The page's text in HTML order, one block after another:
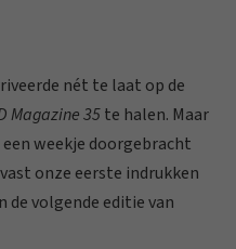
nét te laat op de
Magazine 35te halen. Maar
weekje doorgebracht
onze eerste indrukken
de volgende editie van